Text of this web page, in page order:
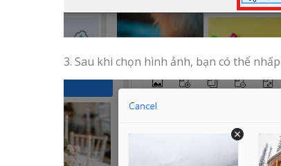
3. Sau khi chọn hình ảnh, bạn có thể